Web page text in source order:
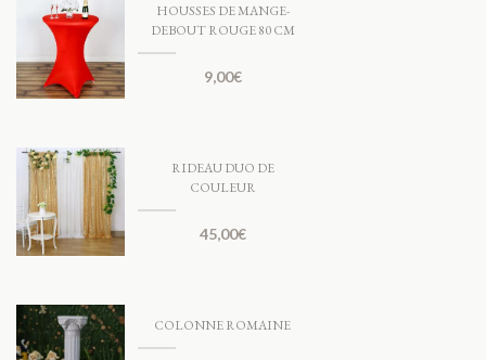
HOUSSES DE MANGE-
DEBOUT ROUGE 80 CM
9,00€
RIDEAU DUO DE
COULEUR
45,00€
COLONNE ROMAINE